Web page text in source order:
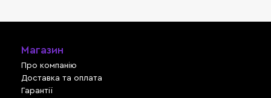
Магазин
Про компанію
Доставка та оплата
Гарантії